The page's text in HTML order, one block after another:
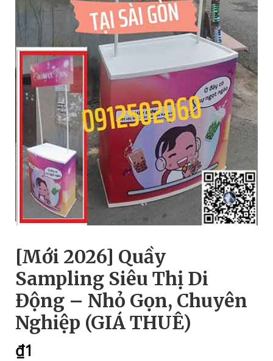
[Mới 2026] Quầy
Sampling Siêu Thị Di
Động – Nhỏ Gọn, Chuyên
Nghiệp (GIÁ THUÊ)
₫1